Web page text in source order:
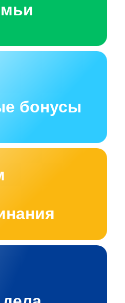
бонусы